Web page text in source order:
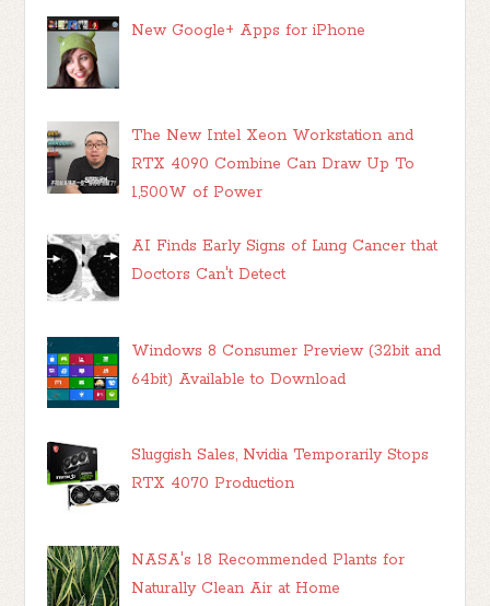
New Google+ Apps for iPhone
The New Intel Xeon Workstation and
RTX 4090 Combine Can Draw Up To
1,500W of Power
AI Finds Early Signs of Lung Cancer that
Doctors Can't Detect
Windows 8 Consumer Preview (32bit and
64bit) Available to Download
Sluggish Sales, Nvidia Temporarily Stops
RTX 4070 Production
NASA's 18 Recommended Plants for
Naturally Clean Air at Home